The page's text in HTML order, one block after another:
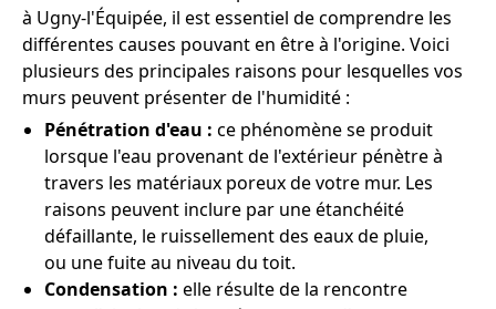
à Ugny-l'Équipée, il est essentiel de comprendre les
différentes causes pouvant en être à l'origine. Voici
plusieurs des principales raisons pour lesquelles vos
murs peuvent présenter de l'humidité :
Pénétration d'eau : ce phénomène se produit
lorsque l'eau provenant de l'extérieur pénètre à
travers les matériaux poreux de votre mur. Les
raisons peuvent inclure par une étanchéité
défaillante, le ruissellement des eaux de pluie,
ou une fuite au niveau du toit.
Condensation : elle résulte de la rencontre